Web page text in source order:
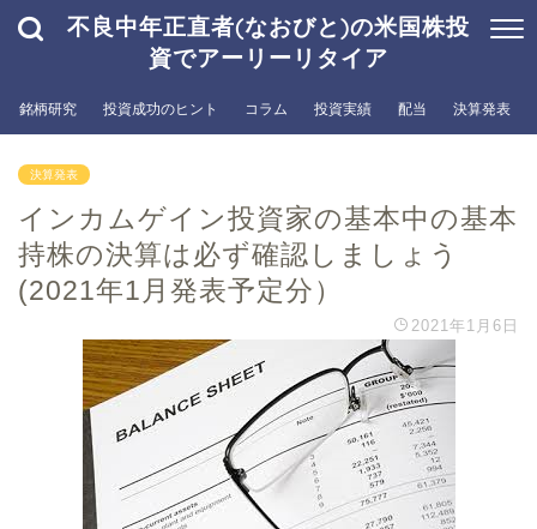
不良中年正直者(なおびと)の米国株投
資でアーリーリタイア
銘柄研究 投資成功のヒント コラム 投資実績 配当 決算発表
決算発表
インカムゲイン投資家の基本中の基本
持株の決算は必ず確認しましょう
(2021年1月発表予定分）
2021年1月6日